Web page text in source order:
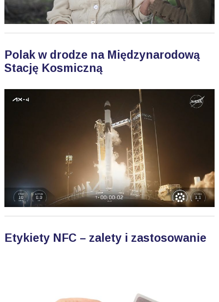
Polak w drodze na Międzynarodową
Stację Kosmiczną
Etykiety NFC – zalety i zastosowanie